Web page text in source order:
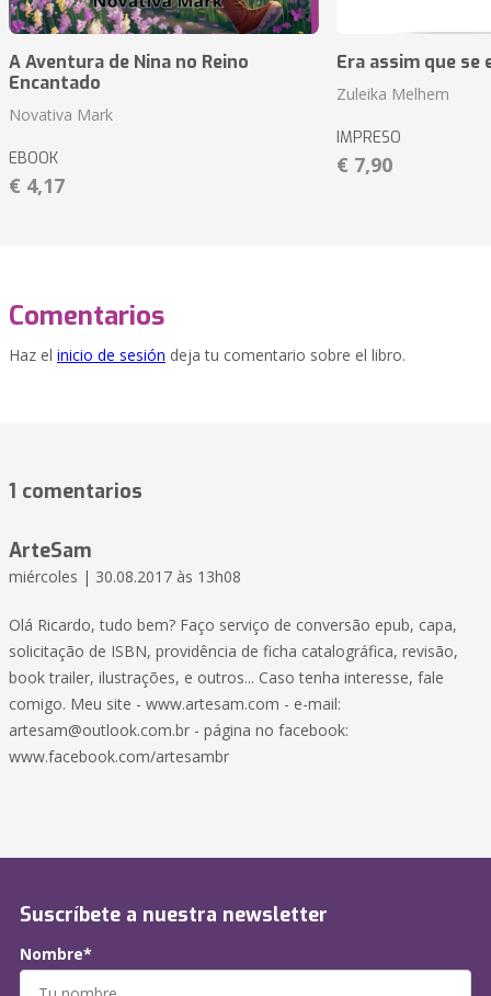
A Aventura de Nina no Reino
Encantado
Novativa Mark
EBOOK
€ 4,17
Era assim que se
Zuleika Melhem
IMPRESO
€ 7,90
Comentarios
Haz el inicio de sesión deja tu comentario sobre el libro.
1 comentarios
ArteSam
miércoles | 30.08.2017 às 13h08
Olá Ricardo, tudo bem? Faço serviço de conversão epub, capa,
solicitação de ISBN, providência de ficha catalográfica, revisão,
book trailer, ilustrações, e outros... Caso tenha interesse, fale
comigo. Meu site - www.artesam.com - e-mail:
artesam@outlook.com.br - página no facebook:
www.facebook.com/artesambr
Suscríbete a nuestra newsletter
Nombre*